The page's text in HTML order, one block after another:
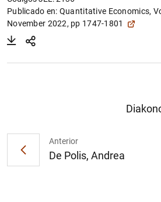
Publicado en: Quantitative Economics,
November 2022, pp 1747-1801
Anterior
De Polis, Andrea